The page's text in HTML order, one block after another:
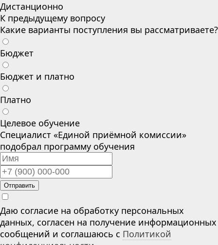
Дистанционно
К предыдущему вопросу
Какие варианты поступления вы рассматриваете?
Бюджет
Бюджет и платно
Платно
Целевое обучение
Специалист «Единой приёмной комиссии»
подобрал программу обучения
Отправить
Даю согласие на обработку персональных
данных, согласен на получение информационных
сообщений и соглашаюсь с Политикой